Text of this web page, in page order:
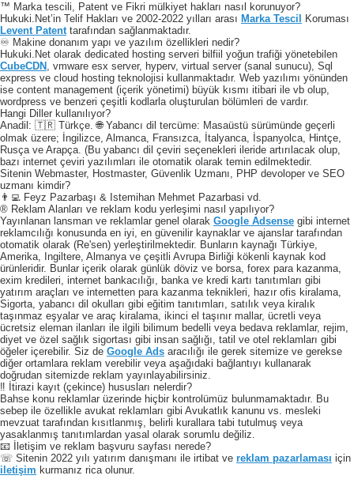
™ Marka tescili, Patent ve Fikri mülkiyet hakları nasıl korunuyor?
Hukuki.Net’in Telif Hakları ve 2002-2022 yılları arası Marka Tescil
Koruması
Levent Patenttarafından sağlanmaktadır.
♾️ Makine donanım yapı ve yazılım özellikleri nedir?
Hukuki.Net olarak dedicated hosting serveri bilfiil yoğun trafiği yönetebilen
CubeCDN , vmware esx server, hyperv, virtual server (sanal sunucu), Sql
express ve cloud hosting teknolojisi kullanmaktadır. Web yazılımı yönünden
ise content management (içerik yönetimi) büyük kısmı itibari ile vb olup,
wordpress ve benzeri çeşitli kodlarla oluşturulan bölümleri de vardır.
Hangi Diller kullanılıyor?
Anadil: 🇹🇷 Türkçe. 🌐 Yabancı dil tercüme: Masaüstü sürümünde geçerli
olmak üzere; İngilizce, Almanca, Fransızca, İtalyanca, İspanyolca, Hintçe,
Rusça ve Arapça. (Bu yabancı dil çeviri seçenekleri ileride artırılacak olup,
bazı internet çeviri yazılımları ile otomatik olarak temin edilmektedir.
Sitenin Webmaster, Hostmaster, Güvenlik Uzmanı, PHP devoloper ve SEO
uzmanı kimdir?
👨‍💻 Feyz Pazarbaşı & Istemihan Mehmet Pazarbasi vd.
® Reklam Alanları ve reklam kodu yerleşimi nasıl yapılıyor?
Yayınlanan lansman ve reklamlar genel olarak Google Adsense gibi internet
reklamcılığı konusunda en iyi, en güvenilir kaynaklar ve ajanslar tarafından
otomatik olarak (Re'sen) yerleştirilmektedir. Bunların kaynağı Türkiye,
Amerika, Ingiltere, Almanya ve çeşitli Avrupa Birliği kökenli kaynak kod
ürünleridir. Bunlar içerik olarak günlük döviz ve borsa, forex para kazanma,
exim kredileri, internet bankacılığı, banka ve kredi kartı tanıtımları gibi
yatırım araçları ve internetten para kazanma teknikleri, hazır ofis kiralama,
Sigorta, yabancı dil okulları gibi eğitim tanıtımları, satılık veya kiralık
taşınmaz eşyalar ve araç kiralama, ikinci el taşınır mallar, ücretli veya
ücretsiz eleman ilanları ile ilgili bilimum bedelli veya bedava reklamlar, rejim,
diyet ve özel sağlık sigortası gibi insan sağlığı, tatil ve otel reklamları gibi
öğeler içerebilir. Siz de Google Ads aracılığı ile gerek sitemize ve gerekse
diğer ortamlara reklam verebilir veya aşağıdaki bağlantıyı kullanarak
doğrudan sitemizde reklam yayınlayabilirsiniz.
‼️ İtirazi kayıt (çekince) hususları nelerdir?
Bahse konu reklamlar üzerinde hiçbir kontrolümüz bulunmamaktadır. Bu
sebep ile özellikle avukat reklamları gibi Avukatlık kanunu vs. mesleki
mevzuat tarafından kısıtlanmış, belirli kurallara tabi tutulmuş veya
yasaklanmış tanıtımlardan yasal olarak sorumlu değiliz.
📧 İletişim ve reklam başvuru sayfası nerede?
☏ Sitenin 2022 yılı yatırım danışmanı ile irtibat ve reklam pazarlaması için
iletişim kurmanız rica olunur.